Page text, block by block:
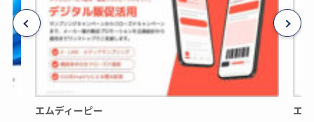
エムディーピー エ